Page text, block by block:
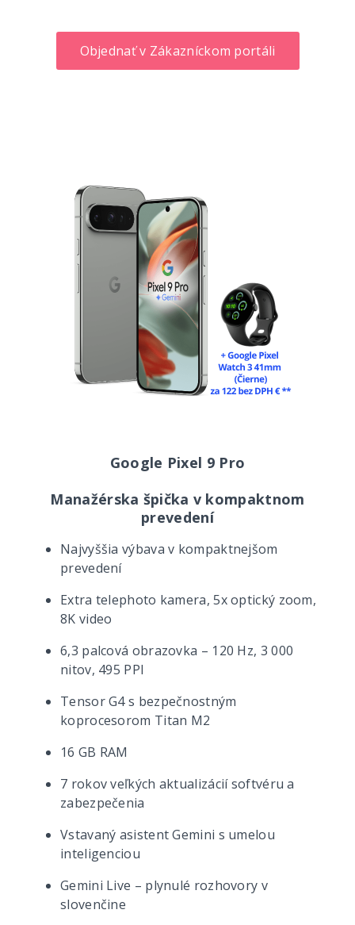
Objednať v Zákazníckom portáli
Google Pixel 9 Pro
Manažérska špička v kompaktnom
prevedení
Najvyššia výbava v kompaktnejšom
prevedení
Extra telephoto kamera, 5x optický zoom,
8K video
6,3 palcová obrazovka – 120 Hz, 3 000
nitov, 495 PPI
Tensor G4 s bezpečnostným
koprocesorom Titan M2
16 GB RAM
7 rokov veľkých aktualizácií softvéru a
zabezpečenia
Vstavaný asistent Gemini s umelou
inteligenciou
Gemini Live – plynulé rozhovory v
slovenčine